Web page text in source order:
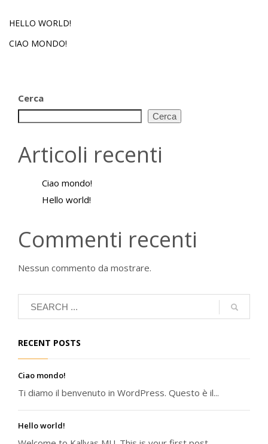
HELLO WORLD!
CIAO MONDO!
Cerca
Cerca
Articoli recenti
Ciao mondo!
Hello world!
Commenti recenti
Nessun commento da mostrare.
RECENT POSTS
Ciao mondo!
Ti diamo il benvenuto in WordPress. Questo è il...
Hello world!